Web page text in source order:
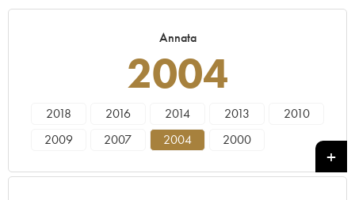
Annata
2004
2018 2016 2014 2013
2010
2009
2007 2004 2000